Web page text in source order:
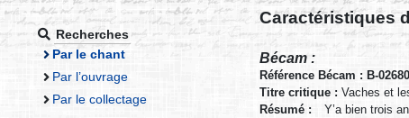
Recherches
Par le chant
Par l’ouvrage
Par le collectage
Caractéristiques
Bécam :
Référence Bécam : B-02680
Titre critique : Vaches et
Résumé :
Y’a bien trois